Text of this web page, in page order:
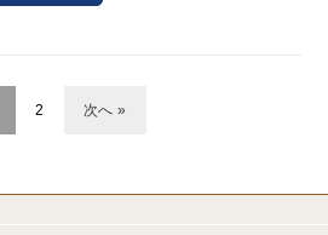
2 次へ »